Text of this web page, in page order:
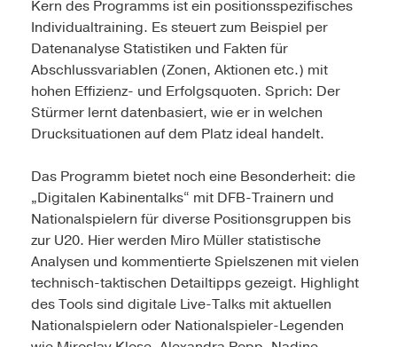
Kern des Programms ist ein positionsspezifisches
Individualtraining. Es steuert zum Beispiel per
Datenanalyse Statistiken und Fakten für
Abschlussvariablen (Zonen, Aktionen etc.) mit
hohen Effizienz- und Erfolgsquoten. Sprich: Der
Stürmer lernt datenbasiert, wie er in welchen
Drucksituationen auf dem Platz ideal handelt.
Das Programm bietet noch eine Besonderheit: die
„Digitalen Kabinentalks“ mit DFB-Trainern und
Nationalspielern für diverse Positionsgruppen bis
zur U20. Hier werden Miro Müller statistische
Analysen und kommentierte Spielszenen mit vielen
technisch-taktischen Detailtipps gezeigt. Highlight
des Tools sind digitale Live-Talks mit aktuellen
Nationalspielern oder Nationalspieler-Legenden